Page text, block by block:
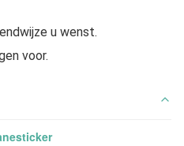
u wenst.
voor.